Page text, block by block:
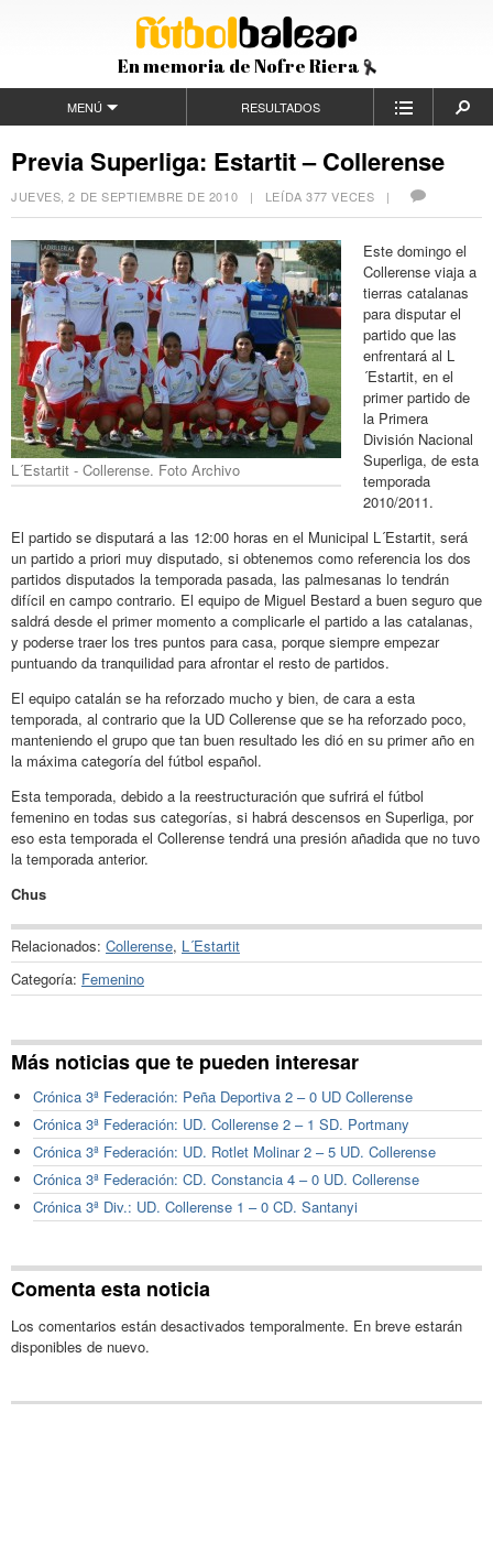
En memoria de Nofre Riera
MENÚ RESULTADOS
Previa Superliga: Estartit – Collerense
JUEVES, 2 DE SEPTIEMBRE DE 2010 | LEÍDA 377 VECES |
L´Estartit - Collerense. Foto Archivo
Este domingo el
Collerense viaja a
tierras catalanas
para disputar el
partido que las
enfrentará al L
´Estartit, en el
primer partido de
la Primera
División Nacional
Superliga, de esta
temporada
2010/2011.
El partido se disputará a las 12:00 horas en el Municipal L´Estartit, será
un partido a priori muy disputado, si obtenemos como referencia los dos
partidos disputados la temporada pasada, las palmesanas lo tendrán
difícil en campo contrario. El equipo de Miguel Bestard a buen seguro que
saldrá desde el primer momento a complicarle el partido a las catalanas,
y poderse traer los tres puntos para casa, porque siempre empezar
puntuando da tranquilidad para afrontar el resto de partidos.
El equipo catalán se ha reforzado mucho y bien, de cara a esta
temporada, al contrario que la UD Collerense que se ha reforzado poco,
manteniendo el grupo que tan buen resultado les dió en su primer año en
la máxima categoría del fútbol español.
Esta temporada, debido a la reestructuración que sufrirá el fútbol
femenino en todas sus categorías, si habrá descensos en Superliga, por
eso esta temporada el Collerense tendrá una presión añadida que no tuvo
la temporada anterior.
Chus
Relacionados: Collerense, L´Estartit
Categoría: Femenino
Más noticias que te pueden interesar
Crónica 3ª Federación: Peña Deportiva 2 – 0 UD Collerense
Crónica 3ª Federación: UD. Collerense 2 – 1 SD. Portmany
Crónica 3ª Federación: UD. Rotlet Molinar 2 – 5 UD. Collerense
Crónica 3ª Federación: CD. Constancia 4 – 0 UD. Collerense
Crónica 3ª Div.: UD. Collerense 1 – 0 CD. Santanyi
Comenta esta noticia
Los comentarios están desactivados temporalmente. En breve estarán
disponibles de nuevo.